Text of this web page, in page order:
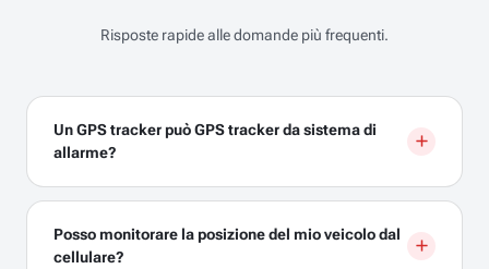
Risposte rapide alle domande più frequenti.
Un GPS tracker può GPS tracker da sistema di
allarme?
Posso monitorare la posizione del mio veicolo dal
cellulare?